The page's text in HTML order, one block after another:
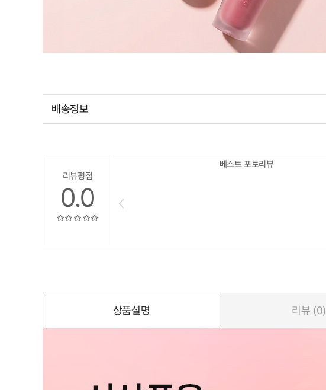
배송정보
리뷰평점
0.0
베스트 포토리뷰
상품설명 리뷰 (0)